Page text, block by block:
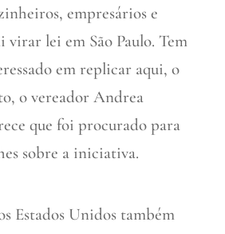
empresários e
virar lei em São Paulo. Tem
em replicar aqui, o
o vereador Andrea
que foi procurado para
sobre a iniciativa.
Estados Unidos também